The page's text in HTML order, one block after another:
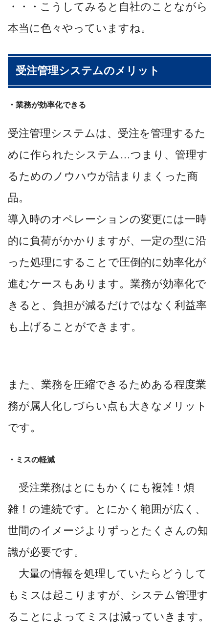
・・・こうしてみると自社のことながら
本当に色々やっていますね。
受注管理システムのメリット
・業務が効率化できる
受注管理システムは、受注を管理するた
めに作られたシステム…つまり、管理す
るためのノウハウが詰まりまくった商
品。
導入時のオペレーションの変更には一時
的に負荷がかかりますが、一定の型に沿
った処理にすることで圧倒的に効率化が
進むケースもあります。業務が効率化で
きると、負担が減るだけではなく利益率
も上げることができます。
また、業務を圧縮できるためある程度業
務が属人化しづらい点も大きなメリット
です。
・ミスの軽減
受注業務はとにもかくにも複雑！煩
雑！の連続です。とにかく範囲が広く、
世間のイメージよりずっとたくさんの知
識が必要です。
大量の情報を処理していたらどうして
もミスは起こりますが、システム管理す
ることによってミスは減っていきます。